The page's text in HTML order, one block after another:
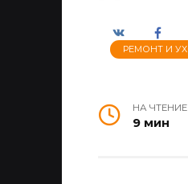
РЕМОНТ И
НА ЧТЕНИЕ
9 мин